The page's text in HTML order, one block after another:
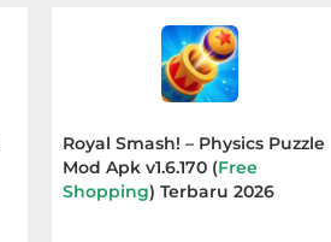
Royal Smash! – Physics Puzzle
Mod Apk v1.6.170 (Free
Shopping) Terbaru 2026